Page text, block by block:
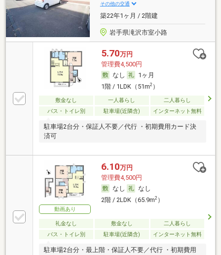
その他の交通
築22年1ヶ月 / 2階建
岩手県滝沢市室小路
5.70万円
管理費4,500円
なし
1ヶ月
1階 / 1LDK（51m2）
敷金なし 一人暮らし
二人暮らし
バス・トイレ別
駐車場(近隣含) インターネット無料
駐車場2台分・保証人不要／代行 ・初期費用カード決
済可
動画あり
6.10万円
管理費4,500円
なし
なし
2階 / 2LDK（65.9m2）
礼金なし 敷金なし
二人暮らし
バス・トイレ別
駐車場(近隣含) インターネット無料
駐車場2台分・最上階・保証人不要／代行 ・初期費用